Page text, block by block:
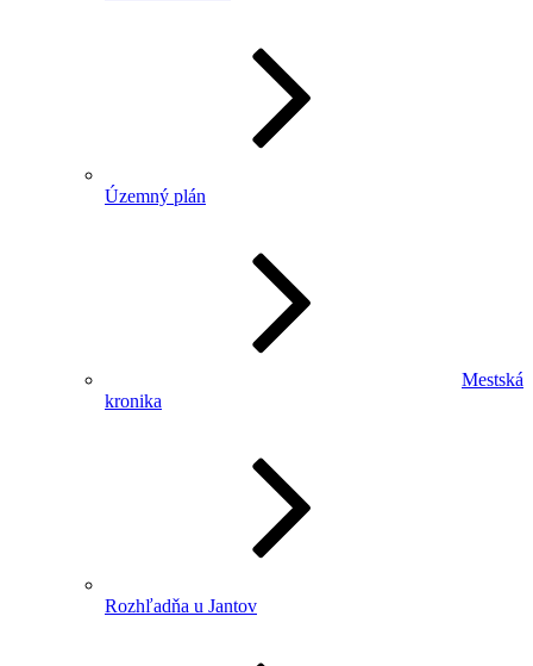
Územný plán
Mestská
kronika
Rozhľadňa u Jantov